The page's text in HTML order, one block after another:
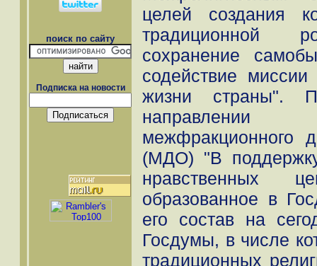
поиск по сайту
Подписка на новости
целей создания
традиционной
сохранение
содействие
жизни страны".
межфракционного
(МДО) "В
нравственных
образованное в
его состав на
Госдумы, в числе
традиционных